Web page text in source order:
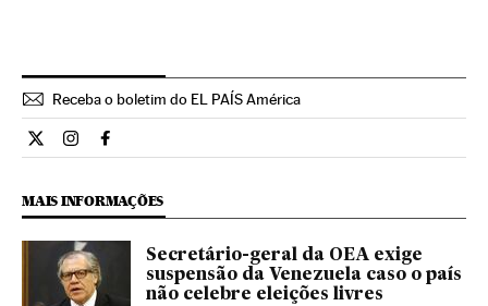
Receba o boletim do EL PAÍS América
Internacional El País Brasil en Twitter
Internacional El País Brasil en Instagram
Internacional El País Brasil en Facebook
MAIS INFORMAÇÕES
Secretário-geral da OEA exige
suspensão da Venezuela caso o país
não celebre eleições livres